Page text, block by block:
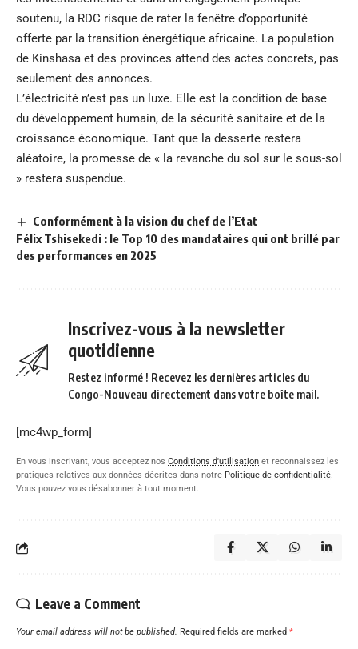
soutenu, la RDC risque de rater la fenêtre d’opportunité
offerte par la transition énergétique africaine. La population
de Kinshasa et des provinces attend des actes concrets, pas
seulement des annonces.
L’électricité n’est pas un luxe. Elle est la condition de base
du développement humain, de la sécurité sanitaire et de la
croissance économique. Tant que la desserte restera
aléatoire, la promesse de « la revanche du sol sur le sous-sol
» restera suspendue.
Conformément à la vision du chef de l’Etat
Félix Tshisekedi : le Top 10 des mandataires qui ont brillé par
des performances en 2025
Inscrivez-vous à la newsletter
quotidienne
Restez informé ! Recevez les dernières articles du
Congo-Nouveau directement dans votre boîte mail.
[mc4wp_form]
En vous inscrivant, vous acceptez nos Conditions d'utilisation et reconnaissez les
pratiques relatives aux données décrites dans notre Politique de confidentialité.
Vous pouvez vous désabonner à tout moment.
Leave a Comment
Your email address will not be published. Required fields are marked *